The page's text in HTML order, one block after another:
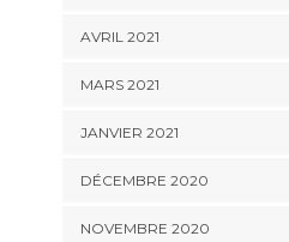
AVRIL 2021
MARS 2021
JANVIER 2021
DÉCEMBRE 2020
NOVEMBRE 2020